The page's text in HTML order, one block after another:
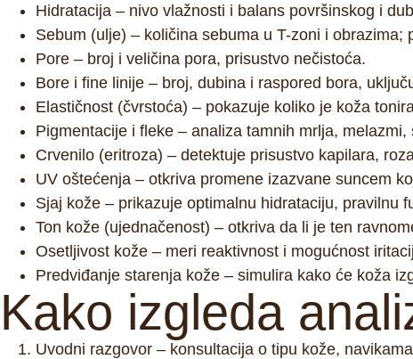
Hidratacija – nivo vlažnosti i balans površinskog i
Sebum (ulje) – količina sebuma u T-zoni i obrazima;
Pore – broj i veličina pora, prisustvo nečistoća.
Bore i fine linije – broj, dubina i raspored bora,
Elastičnost (čvrstoća) – pokazuje koliko je koža
Pigmentacije i fleke – analiza tamnih mrlja,
Crvenilo (eritroza) – detektuje prisustvo kapilara,
UV oštećenja – otkriva promene izazvane suncem
Sjaj kože – prikazuje optimalnu hidrataciju, pravilnu
Ton kože (ujednačenost) – otkriva da li je ten
Osetljivost kože – meri reaktivnost i mogućnost
Predviđanje starenja kože – simulira kako će koža
Kako izgleda
Uvodni razgovor – konsultacija o tipu kože,